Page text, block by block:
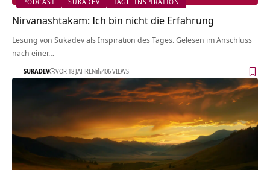
Nirvanashtakam: Ich bin nicht die Erfahrung
Lesung von Sukadev als Inspiration des Tages. Gelesen im Anschluss
nach einer…
SUKADEV VOR 18 JAHREN 406 VIEWS